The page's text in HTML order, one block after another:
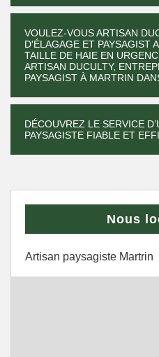
VOULEZ-VOUS ARTISAN
D'ÉLAGAGE ET PAYSAGIST
TAILLE DE HAIE EN
ARTISAN DUCULTY,
PAYSAGIST À MARTRIN
DÉCOUVREZ LE SERVICE
PAYSAGISTE FIABLE ET
Nous
Artisan paysagiste Martrin